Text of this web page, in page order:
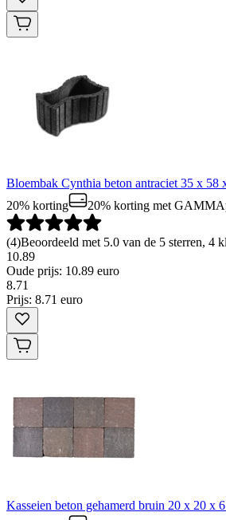
Bloembak Cynthia beton antraciet 35 x 58
20% korting
20% korting met
(4)Beoordeeld met 5.0 van de 5 sterren, 4
10.89
Oude prijs: 10.89 euro
8.71
Prijs: 8.71 euro
Kasseien beton gehamerd bruin 20 x 20 x